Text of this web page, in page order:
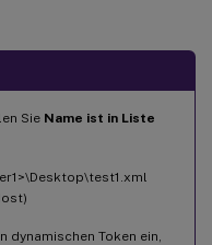
Sie Name ist in Liste
dynamischen Token ein,